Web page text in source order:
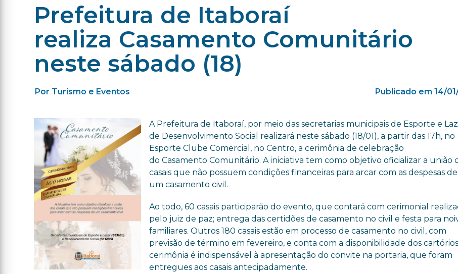
Prefeitura de Itaboraí
realiza Casamento Comunitário
neste sábado (18)
Por Turismo e Eventos Publicado em 14/
A Prefeitura de Itaboraí, por meio das secretarias municipais de Esporte e
de Desenvolvimento Social realizará neste sábado (18/01), a partir das 17h, no
Esporte Clube Comercial, no Centro, a cerimônia de celebração
do Casamento Comunitário. A iniciativa tem como objetivo oficializar a união
casais que não possuem condições financeiras para arcar com as despesas de
um casamento civil.
Ao todo, 60 casais participarão do evento, que contará com cerimonial
pelo juiz de paz; entrega das certidões de casamento no civil e festa para
familiares. Outros 180 casais estão em processo de casamento no civil, com
previsão de término em fevereiro, e conta com a disponibilidade dos
cerimônia é indispensável à apresentação do convite na portaria, que foram
entregues aos casais antecipadamente.